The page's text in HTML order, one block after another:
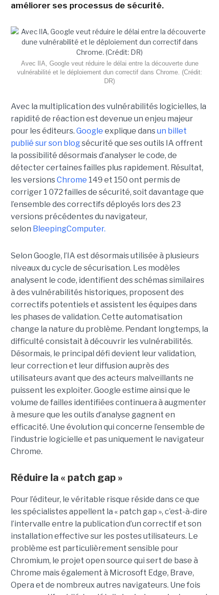
améliorer ses processus de sécurité.
Avec lIA, Google veut réduire le délai entre la découverte dune
vulnérabilité et le déploiement dun correctif dans Chrome. (Crédit:
DR)
Avec la multiplication des vulnérabilités logicielles, la
rapidité de réaction est devenue un enjeu majeur
pour les éditeurs. Google explique dansun billet
publié sur son blogsécurité que ses outils IA offrent
la possibilité désormais d’analyser le code, de
détecter certaines failles plus rapidement. Résultat,
les versionsChrome 149 et 150 ont permis de
corriger 1 072 failles de sécurité, soit davantage que
l’ensemble des correctifs déployés lors des 23
versions précédentes du navigateur,
selon BleepingComputer.
Selon Google, l’IA est désormais utilisée à plusieurs
niveaux du cycle de sécurisation. Les modèles
analysent le code, identifient des schémas similaires
à des vulnérabilités historiques, proposent des
correctifs potentiels et assistent les équipes dans
les phases de validation. Cette automatisation
change la nature du problème. Pendant longtemps, la
difficulté consistait à découvrir les vulnérabilités.
Désormais, le principal défi devient leur validation,
leur correction et leur diffusion auprès des
utilisateurs avant que des acteurs malveillants ne
puissent les exploiter. Google estime ainsi que le
volume de failles identifiées continuera à augmenter
à mesure que les outils d’analyse gagnent en
efficacité. Une évolution qui concerne l’ensemble de
l’industrie logicielle et pas uniquement le navigateur
Chrome.
Réduire la « patch gap »
Pour l’éditeur, le véritable risque réside dans ce que
les spécialistes appellent la « patch gap », c’est-à-dire
l’intervalle entre la publication d’un correctif et son
installation effective sur les postes utilisateurs. Le
problème est particulièrement sensible pour
Chromium, le projet open source qui sert de base à
Chrome mais également à Microsoft Edge, Brave,
Opera et de nombreux autres navigateurs. Une fois